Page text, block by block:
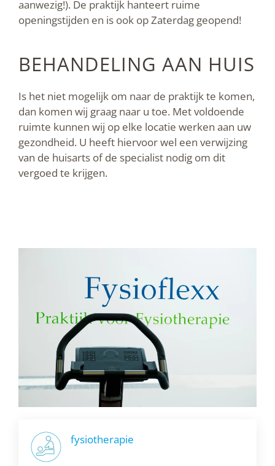
aanwezig!). De praktijk hanteert ruime
openingstijden en is ook op Zaterdag geopend!
BEHANDELING AAN HUIS
Is het niet mogelijk om naar de praktijk te komen,
dan komen wij graag naar u toe. Met voldoende
ruimte kunnen wij op elke locatie werken aan uw
gezondheid. U heeft hiervoor wel een verwijzing
van de huisarts of de specialist nodig om dit
vergoed te krijgen.
fysiotherapie